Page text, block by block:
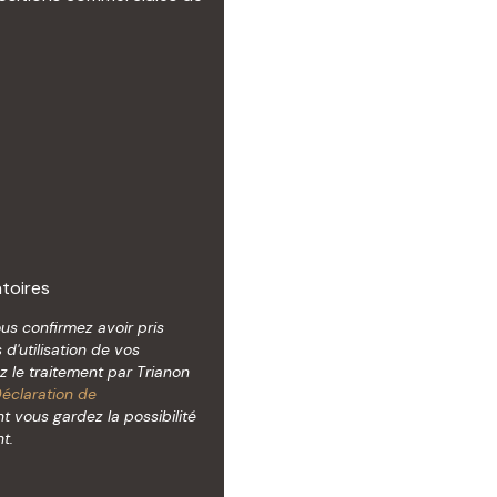
confirmez avoir pris
d'utilisation de vos
le traitement par Trianon
de
vous gardez la possibilité